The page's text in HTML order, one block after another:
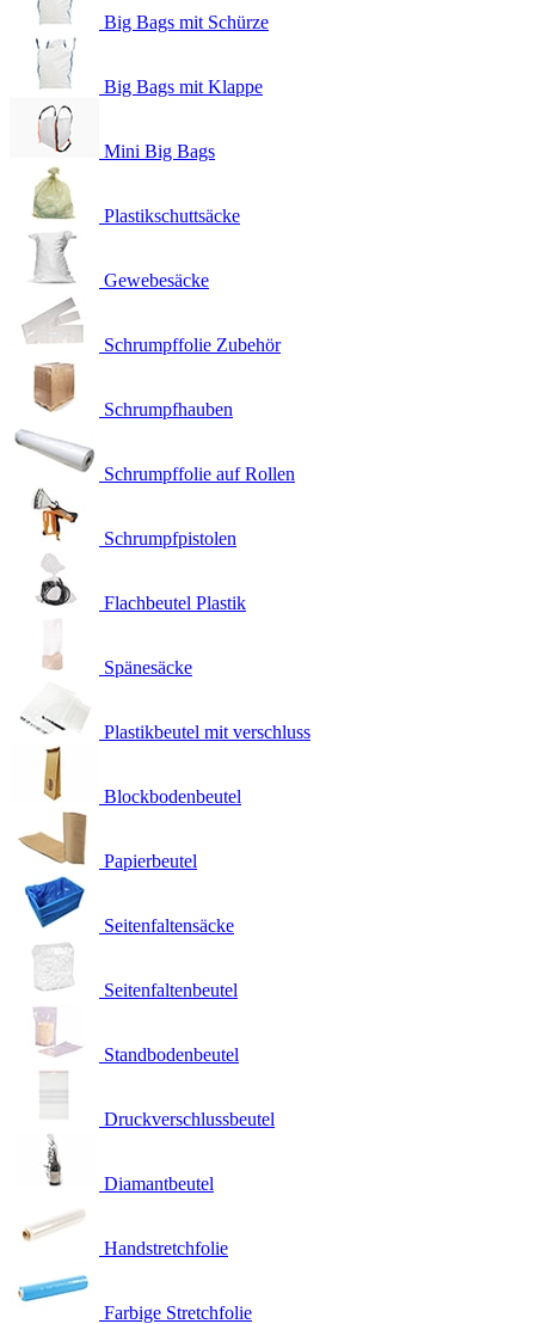
Big Bags mit Schürze
Big Bags mit Klappe
Mini Big Bags
Plastikschuttsäcke
Gewebesäcke
Schrumpffolie Zubehör
Schrumpfhauben
Schrumpffolie auf Rollen
Schrumpfpistolen
Flachbeutel Plastik
Spänesäcke
Plastikbeutel mit verschluss
Blockbodenbeutel
Papierbeutel
Seitenfaltensäcke
Seitenfaltenbeutel
Standbodenbeutel
Druckverschlussbeutel
Diamantbeutel
Handstretchfolie
Farbige Stretchfolie